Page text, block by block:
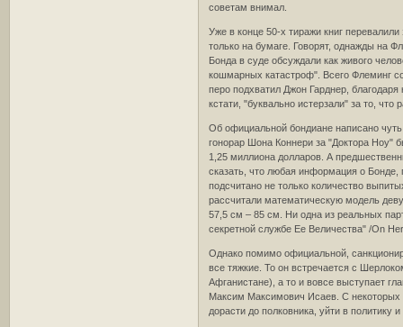
советам внимал.
Уже в конце 50-х тиражи книг
только на бумаге. Говорят, однажды на
Бонда в суде обсуждали как живого
кошмарных катастроф". Всего Флеминг
перо подхватил Джон Гарднер,
кстати, "буквально истерзали" за то,
Об официальной бондиане написано
гонорар Шона Коннери за "Доктора Ноу"
1,25 миллиона долларов. А
сказать, что любая информация о
подсчитано не только количество
рассчитали математическую модель
57,5 см – 85 см. Ни одна из реальных
секретной службе Ее Величества" /On
Однако помимо официальной,
все тяжкие. То он встречается с
Афганистане), а то и вовсе выступает
Максим Максимович Исаев. С некоторых
дорасти до полковника, уйти в политику